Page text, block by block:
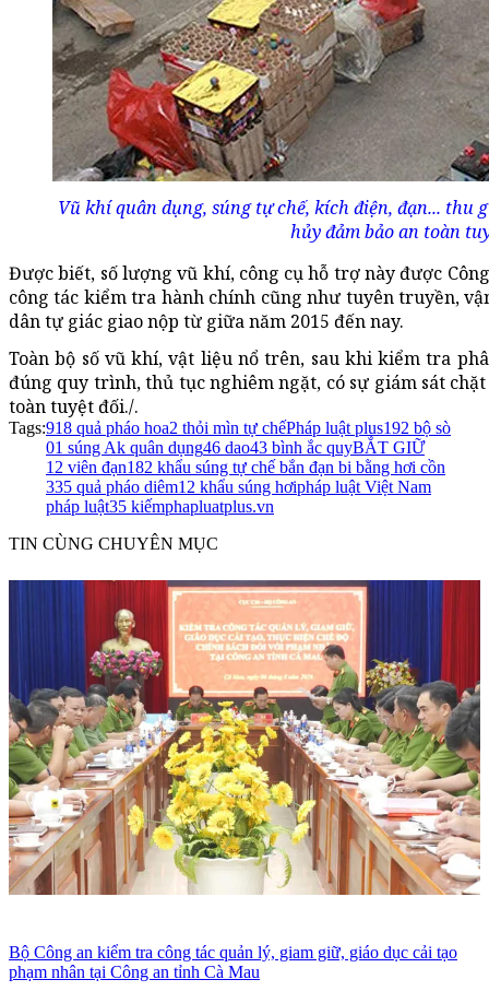
Vũ khí quân dụng, súng tự chế, kích điện, đạn... thu
hủy đảm bảo an toàn
Được biết, số lượng vũ khí, công cụ hỗ trợ này được
công tác kiểm tra hành chính cũng như tuyên truyền,
dân tự giác giao nộp từ giữa năm 2015 đến nay.
Toàn bộ số vũ khí, vật liệu nổ trên, sau khi kiểm tra
đúng quy trình, thủ tục nghiêm ngặt, có sự giám sát
toàn tuyệt đối./.
Tags:918 quả pháo hoa2 thỏi mìn tự chếPháp luật plus192 bộ sò
01 súng Ak quân dụng46 dao43 bình ắc quyBẮT GIỮ
12 viên đạn182 khẩu súng tự chế bắn đạn bi bằng hơi cồn
335 quả pháo diêm12 khẩu súng hơipháp luật Việt Nam
pháp luật35 kiếmphapluatplus.vn
TIN CÙNG CHUYÊN MỤC
Bộ Công an kiểm tra công tác quản lý, giam giữ, giáo dục cải tạo
phạm nhân tại Công an tỉnh Cà Mau